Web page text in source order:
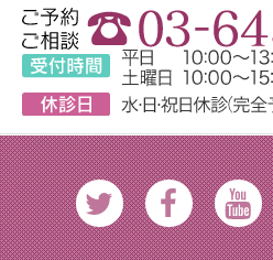
Twitter Facebook